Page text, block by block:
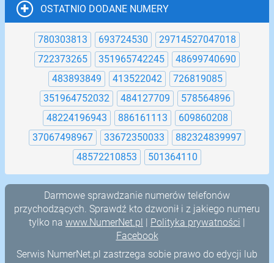
OSTATNIO DODANE NUMERY
780303813 693724530
29714527047018
722373265
351965742245
48699740690
483893849
413522042
726819085
351964752032
484127709
578564896
48224196943
886161113
609860208
37067498967
33672350033
882324839997
48572210853
501364110
Darmowe sprawdzanie numerów telefonów
przychodzących. Sprawdź kto dzwonił i z jakiego numeru
tylko na www.NumerNet.pl | Polityka prywatności |
Facebook
Serwis NumerNet.pl zastrzega sobie prawo do edycji lub